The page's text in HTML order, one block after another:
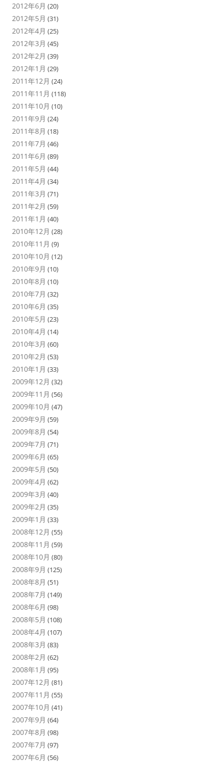
2012年6月 (20)
2012年5月 (31)
2012年4月 (25)
2012年3月 (45)
2012年2月 (39)
2012年1月 (29)
2011年12月 (24)
2011年11月 (118)
2011年10月 (10)
2011年9月 (24)
2011年8月 (18)
2011年7月 (46)
2011年6月 (89)
2011年5月 (44)
2011年4月 (34)
2011年3月 (71)
2011年2月 (59)
2011年1月 (40)
2010年12月 (28)
2010年11月 (9)
2010年10月 (12)
2010年9月 (10)
2010年8月 (10)
2010年7月 (32)
2010年6月 (35)
2010年5月 (23)
2010年4月 (14)
2010年3月 (60)
2010年2月 (53)
2010年1月 (33)
2009年12月 (32)
2009年11月 (56)
2009年10月 (47)
2009年9月 (59)
2009年8月 (54)
2009年7月 (71)
2009年6月 (65)
2009年5月 (50)
2009年4月 (62)
2009年3月 (40)
2009年2月 (35)
2009年1月 (33)
2008年12月 (55)
2008年11月 (59)
2008年10月 (80)
2008年9月 (125)
2008年8月 (51)
2008年7月 (149)
2008年6月 (98)
2008年5月 (108)
2008年4月 (107)
2008年3月 (83)
2008年2月 (62)
2008年1月 (95)
2007年12月 (81)
2007年11月 (55)
2007年10月 (41)
2007年9月 (64)
2007年8月 (98)
2007年7月 (97)
2007年6月 (56)